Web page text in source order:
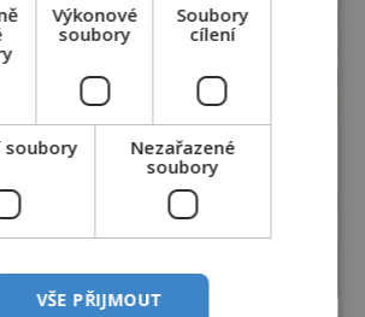
Výkonové
soubory
Soubory
cílení
soubory
Nezařazené
soubory
VŠE PŘIJMOUT